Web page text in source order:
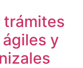
trámites
y